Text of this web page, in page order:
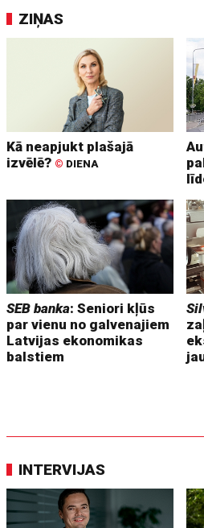
ZIŅAS
Kā neapjukt plašajā
izvēlē? © DIENA
SEB banka: Seniori kļūs
par vienu no galvenajiem
Latvijas ekonomikas
balstiem
INTERVIJAS